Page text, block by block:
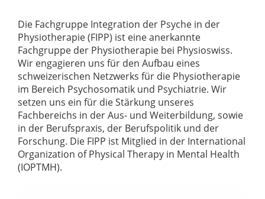
Die Fachgruppe Integration der Psyche in der
Physiotherapie (FIPP) ist eine anerkannte
Fachgruppe der Physiotherapie bei Physioswiss.
Wir engagieren uns für den Aufbau eines
schweizerischen Netzwerks für die Physiotherapie
im Bereich Psychosomatik und Psychiatrie. Wir
setzen uns ein für die Stärkung unseres
Fachbereichs in der Aus- und Weiterbildung, sowie
in der Berufspraxis, der Berufspolitik und der
Forschung. Die FIPP ist Mitglied in der International
Organization of Physical Therapy in Mental Health
(IOPTMH).